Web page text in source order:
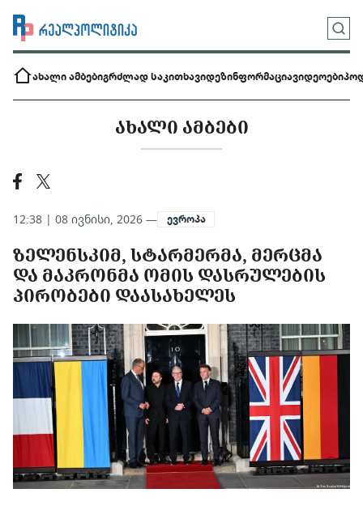
ახალი ამბებიგრძლად საკითხავიდეზინფორმაციავიდეოები
ᲐᲮᲐᲚᲘ ᲐᲛᲑᲔᲑᲘ
12:38 | 08 ივნისი, 2026 — ევროპა
ᲖᲔᲚᲔᲜᲡᲙᲘᲛ, ᲡᲢᲐᲠᲛᲔᲠᲛᲐ, ᲛᲔᲠᲪᲛᲐ
ᲓᲐ ᲛᲐᲙᲠᲝᲜᲛᲐ ᲝᲛᲘᲡ ᲓᲐᲡᲠᲣᲚᲔᲑᲘᲡ
ᲞᲘᲠᲝᲑᲔᲑᲘ ᲓᲐᲐᲡᲐᲮᲔᲚᲔᲡ